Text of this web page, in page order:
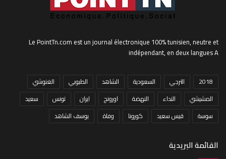
Le PointTn.com est un journal électronique 100% tunisien, neutre et
indépendant, en deux langues A
2018 الترجي السعودية الشاهد الطبوبي
الغنوشي
المشيشي
النداء النهضة اورونج ايران تونس
سعيد
سوسة
قيس سعيد كورونا وفاة يوسف الشاهد
القائمة البريدية